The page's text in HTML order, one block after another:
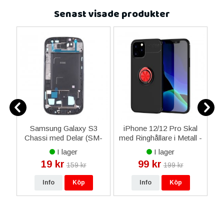
Senast visade produkter
Samsung Galaxy S3
Chassi med Delar (SM-
I9300) - Svart
I lager
19 kr 159 kr
Info Köp
iPhone 12/12 Pro Skal
med Ringhållare i Metall -
Röd Svart
I lager
99 kr 199 kr
Info Köp